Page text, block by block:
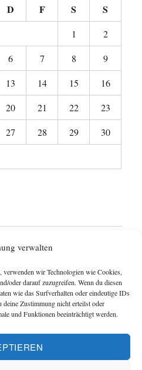
verwalten
wir Technologien wie Cookies,
oder darauf zuzugreifen. Wenn du diesen
wie das Surfverhalten oder eindeutige IDs
deine Zustimmung nicht erteilst oder
und Funktionen beeinträchtigt werden.
D F S S
1
2
6 7 8
9
13 14 15
16
20 21 22
23
27 28 29
30
?
anzeigen